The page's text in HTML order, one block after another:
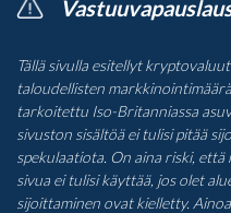
Tällä sivulla esitellyt
taloudellisten
tarkoitettu Iso-Britanniassa
sivuston sisältöä ei tulisi pitää
spekulaatiota. On aina riski,
sivua ei tulisi käyttää, jos olet
sijoittaminen ovat kielletty.